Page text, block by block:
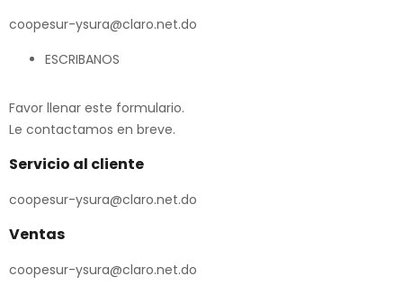
coopesur-ysura@claro.net.do
ESCRIBANOS
Favor llenar este formulario.
Le contactamos en breve.
Servicio al cliente
coopesur-ysura@claro.net.do
Ventas
coopesur-ysura@claro.net.do